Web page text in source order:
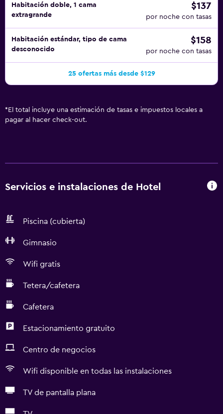
posible que se aplique un recargo).
Habitación doble, 1 cama
extragrande
$137
por noche con tasas
Habitación estándar, tipo de cama
desconocido
$158
por noche con tasas
25 ofertas más desde $129
* El total incluye una estimación de tasas e impuestos locales a
pagar al hacer check-out.
Servicios e instalaciones de Hotel
Piscina (cubierta)
Gimnasio
Wifi gratis
Tetera/cafetera
Cafetera
Estacionamiento gratuito
Centro de negocios
Wifi disponible en todas las instalaciones
TV de pantalla plana